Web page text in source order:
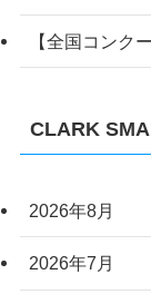
【全国コンク
CLARK
2026年8月
2026年7月